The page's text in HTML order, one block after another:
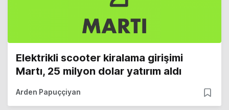
Elektrikli scooter kiralama girişimi
Martı, 25 milyon dolar yatırım aldı
Arden Papuççiyan